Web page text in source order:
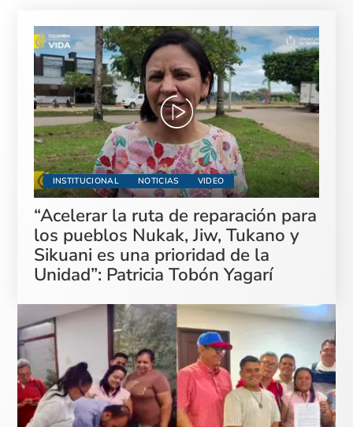
INSTITUCIONAL NOTICIAS VIDEO
“Acelerar la ruta de reparación para
los pueblos Nukak, Jiw, Tukano y
Sikuani es una prioridad de la
Unidad”: Patricia Tobón Yagarí